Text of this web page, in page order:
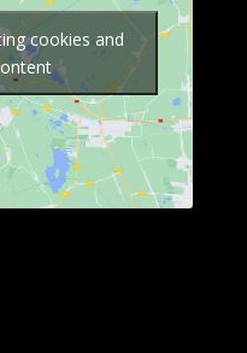
cookies and